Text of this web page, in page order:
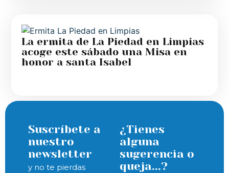
La ermita de La Piedad en Limpias
acoge este sábado una Misa en
honor a santa Isabel
Suscríbete a
nuestro
newsletter
y no te pierdas
¿Tienes
alguna
sugerencia o
queja...?